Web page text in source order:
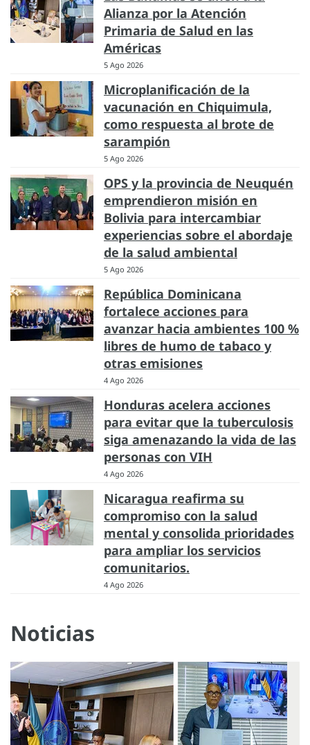
Alianza por la Atención
Primaria de Salud en las
Américas
5 Ago 2026
Microplanificación de la
vacunación en Chiquimula,
como respuesta al brote de
sarampión
5 Ago 2026
OPS y la provincia de Neuquén
emprendieron misión en
Bolivia para intercambiar
experiencias sobre el abordaje
de la salud ambiental
5 Ago 2026
República Dominicana
fortalece acciones para
avanzar hacia ambientes 100 %
libres de humo de tabaco y
otras emisiones
4 Ago 2026
Honduras acelera acciones
para evitar que la tuberculosis
siga amenazando la vida de las
personas con VIH
4 Ago 2026
Nicaragua reafirma su
compromiso con la salud
mental y consolida prioridades
para ampliar los servicios
comunitarios.
4 Ago 2026
Noticias